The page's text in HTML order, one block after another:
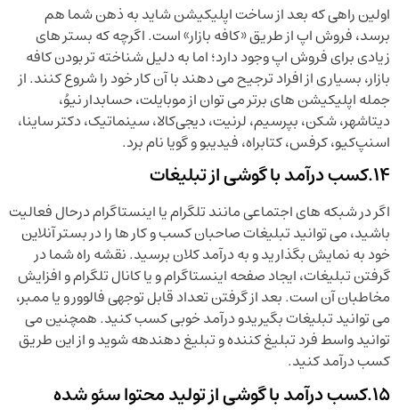
اولین راهی که بعد از ساخت اپلیکیشن شاید به ذهن شما هم
برسد، فروش اپ از طریق «کافه بازار» است. اگرچه که بستر های
زیادی برای فروش اپ وجود دارد؛ اما به دلیل شناخته تر بودن کافه
بازار، بسیاری از افراد ترجیح می دهند با آن کار خود را شروع کنند. از
جمله اپلیکیشن های برتر می توان از موبایلت، حسابدار نیوُ،
دیتاشهر، شکن، بپرسیم، لرنیت، دیجی‌کالا، سینماتیک، دکتر ساینا،
اسنپ‌کیو، کرفس، کتابراه، فیدیبو و گویا نام برد.
14.کسب درآمد با گوشی از تبلیغات
اگر در شبکه های اجتماعی مانند تلگرام یا اینستاگرام درحال فعالیت
باشید، می توانید تبلیغات صاحبان کسب و کار ها را در بستر آنلاین
خود به نمایش بگذارید و به درآمد کلان برسید. نقشه راه شما در
گرفتن تبلیغات، ایجاد صفحه اینستاگرام و یا کانال تلگرام و افزایش
مخاطبان آن است. بعد از گرفتن تعداد قابل توجهی فالوور و یا ممبر،
می توانید تبلیغات بگیریدو درآمد خوبی کسب کنید. همچنین می
توانید واسط فرد تبلیغ کننده و تبلیغ دهندهه شوید و از این طریق
کسب درآمد کنید.
15.کسب درآمد با گوشی از تولید محتوا سئو شده